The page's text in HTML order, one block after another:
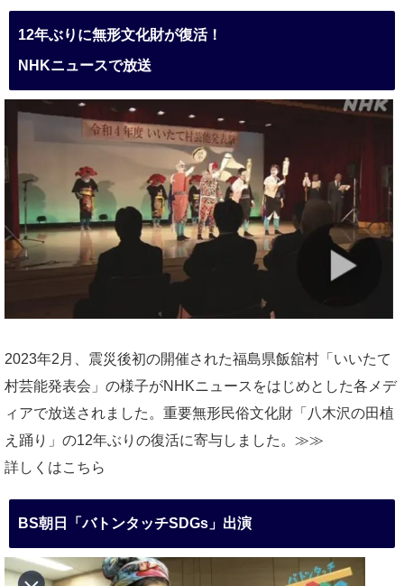
12年ぶりに無形文化財が復活！
NHKニュースで放送
2023年2月、震災後初の開催された福島県飯舘村「いいたて
村芸能発表会」の様子がNHKニュースをはじめとした各メデ
ィアで放送されました。重要無形民俗文化財「八木沢の田植
え踊り」の12年ぶりの復活に寄与しました。≫≫
詳しくはこちら
BS朝日「バトンタッチSDGs」出演